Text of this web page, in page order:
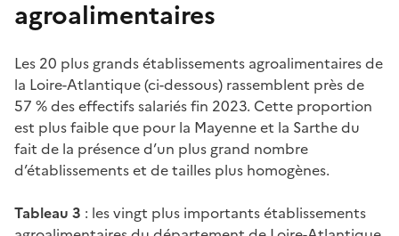
agroalimentaires
Les 20 plus grands établissements agroalimentaires de
la Loire-Atlantique (ci-dessous) rassemblent près de
57 % des effectifs salariés fin 2023. Cette proportion
est plus faible que pour la Mayenne et la Sarthe du
fait de la présence d’un plus grand nombre
d’établissements et de tailles plus homogènes.
Tableau 3 : les vingt plus importants établissements